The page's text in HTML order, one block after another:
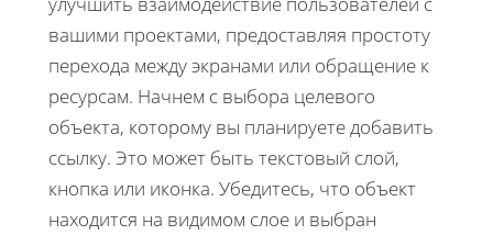
вашими проектами, предоставляя простоту
перехода между экранами или обращение к
ресурсам. Начнем с выбора целевого
объекта, которому вы планируете добавить
ссылку. Это может быть текстовый слой,
кнопка или иконка. Убедитесь, что объект
находится на видимом слое и выбран